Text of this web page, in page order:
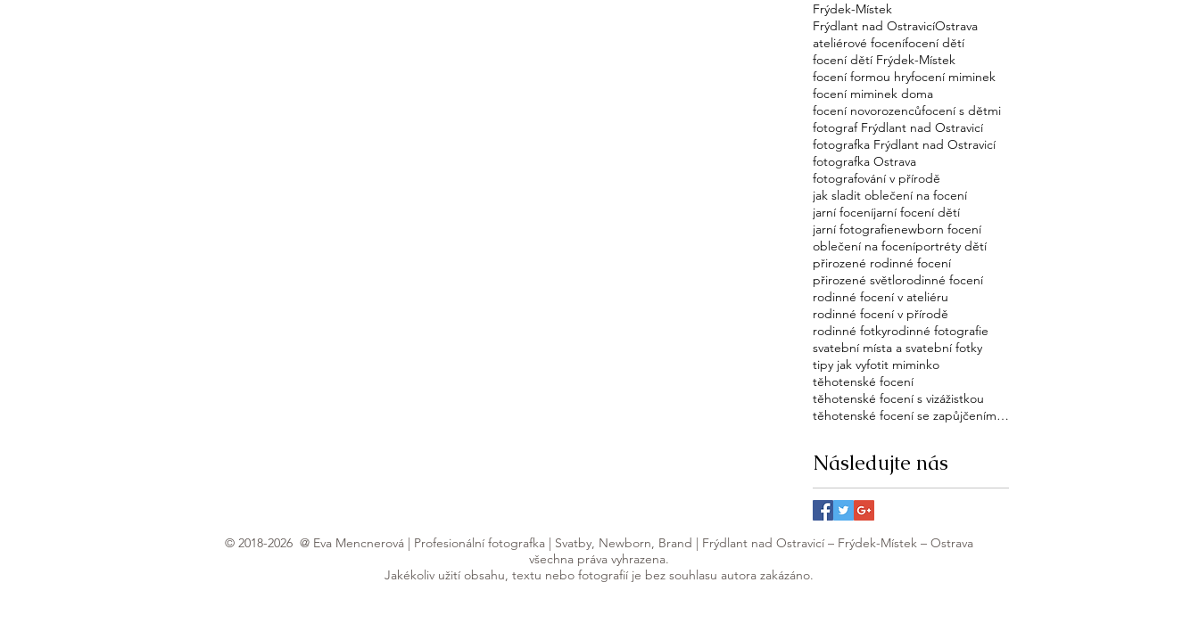
Frýdek-Místek
Frýdlant nad OstravicíOstrava
ateliérové focenífocení dětí
focení dětí Frýdek-Místek
focení formou hryfocení miminek
focení miminek doma
focení novorozencůfocení s dětmi
fotograf Frýdlant nad Ostravicí
fotografka Frýdlant nad Ostravicí
fotografka Ostrava
fotografování v přírodě
jak sladit oblečení na focení
jarní foceníjarní focení dětí
jarní fotografienewborn focení
oblečení na foceníportréty dětí
přirozené rodinné focení
přirozené světlorodinné focení
rodinné focení v ateliéru
rodinné focení v přírodě
rodinné fotkyrodinné fotografie
svatební místa a svatební fotky
tipy jak vyfotit miminko
těhotenské focení
těhotenské focení s vizážistkou
těhotenské focení se zapůjčením šatů
Následujte nás
© 2018-2026 @ Eva Mencnerová | Profesionální fotografka | Svatby, Newborn, Brand | Frýdlant nad Ostravicí – Frýdek-Místek – Ostrava
všechna práva vyhrazena.
Jakékoliv užití obsahu, textu nebo fotografií je bez souhlasu autora zakázáno.